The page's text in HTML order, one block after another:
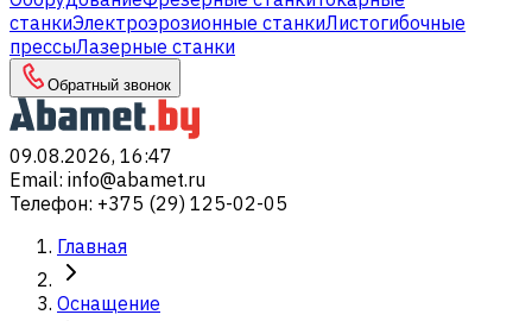
станкиЭлектроэрозионные станкиЛистогибочные
прессыЛазерные станки
Обратный звонок
09.08.2026, 16:47
Email: info@abamet.ru
Телефон: +375 (29) 125-02-05
Главная
Оснащение